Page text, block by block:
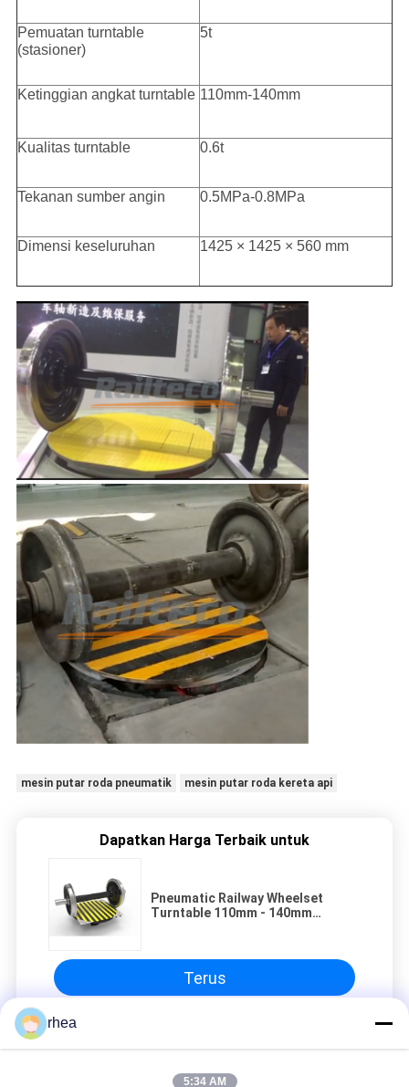
Pemuatan turntable
(stasioner)
5t
Ketinggian angkat turntable 110mm-140mm
Kualitas turntable 0.6t
Tekanan sumber angin 0.5MPa-0.8MPa
Dimensi keseluruhan 1425 × 1425 × 560 mm
mesin putar roda pneumatik mesin putar roda kereta api
Dapatkan Harga Terbaik untuk
Pneumatic Railway Wheelset
Turntable 110mm - 140mm
Terus
Mesin putar roda kereta api
rhea
5:34 AM